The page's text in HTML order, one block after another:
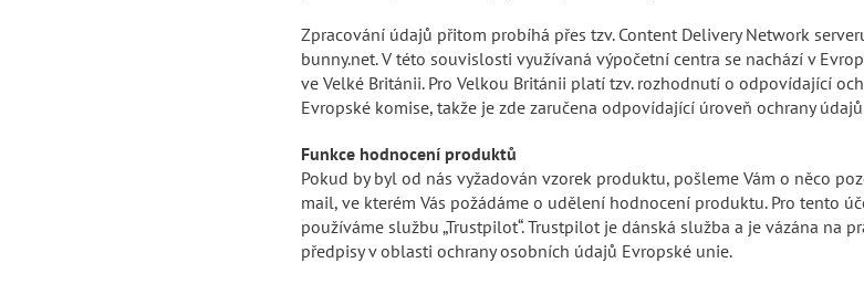
Zpracování údajů přitom probíhá přes tzv. Content Delivery Network
bunny.net. V této souvislosti využívaná výpočetní centra se nachází v
ve Velké Británii. Pro Velkou Británii platí tzv. rozhodnutí o odpovídající
Evropské komise, takže je zde zaručena odpovídající úroveň ochrany
Funkce hodnocení produktů
Pokud by byl od nás vyžadován vzorek produktu, pošleme Vám o něco
mail, ve kterém Vás požádáme o udělení hodnocení produktu. Pro tento
používáme službu „Trustpilot“. Trustpilot je dánská služba a je vázána na
předpisy v oblasti ochrany osobních údajů Evropské unie.